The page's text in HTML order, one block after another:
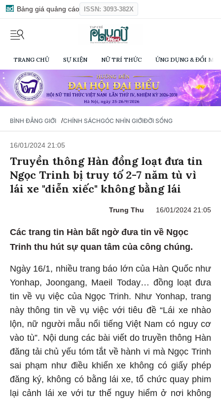
Bảng giá quảng cáo ISSN: 3093-382X
TRANG CHỦ SỰ KIỆN NỮ TRÍ THỨC ỨNG DỤNG & ĐỔI
BÌNH ĐẲNG GIỚI /CHÍNH SÁCHGÓC NHÌN GIỚIĐỜI SỐNG
16/01/2024 21:05
Truyền thông Hàn đồng loạt đưa tin
Ngọc Trinh bị truy tố 2-7 năm tù vì
lái xe "diễn xiếc" không bằng lái
Trung Thu 16/01/2024 21:05
Các trang tin Hàn bất ngờ đưa tin về Ngọc
Trinh thu hút sự quan tâm của công chúng.
Ngày 16/1, nhiều trang báo lớn của Hàn Quốc như
Yonhap, Joongang, Maeil Today… đồng loạt đưa
tin về vụ việc của Ngọc Trinh. Như Yonhap, trang
này thông tin về vụ việc với tiêu đề “Lái xe nhào
lộn, nữ người mẫu nổi tiếng Việt Nam có nguy cơ
vào tù”. Nội dung các bài viết do truyền thông Hàn
đăng tải chủ yếu tóm tắt về hành vi mà Ngọc Trinh
sai phạm như điều khiển xe không có giấy phép
đăng ký, không có bằng lái xe, tổ chức quay phim
lại cảnh lái xe với tư thế nguy hiểm ở nơi không